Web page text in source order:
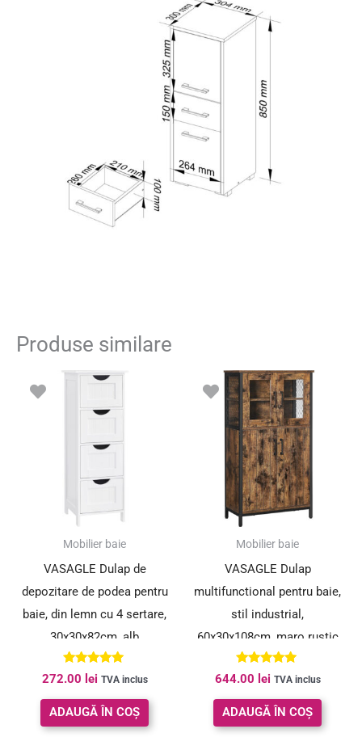
Produse similare
Mobilier baie
VASAGLE Dulap de
depozitare de podea pentru
baie, din lemn cu 4 sertare,
30x30x82cm, alb
Evaluat la
5.00
din 5
272.00 lei TVA inclus
ADAUGĂ ÎN COȘ
Mobilier baie
VASAGLE Dulap
multifunctional pentru baie,
stil industrial,
60x30x108cm, maro rustic
si negru
Evaluat la
5.00
din 5
644.00 lei TVA inclus
ADAUGĂ ÎN COȘ